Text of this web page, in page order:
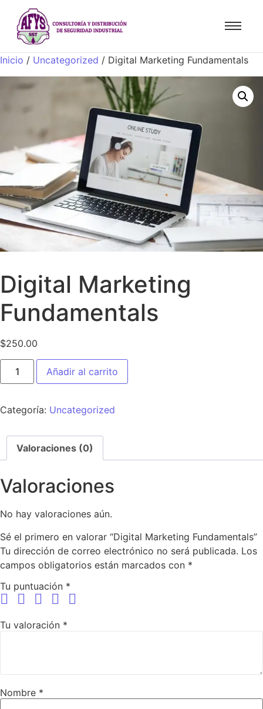
Inicio / Uncategorized / Digital Marketing Fundamentals
Digital Marketing
Fundamentals
$250.00
Añadir al carrito
Categoría: Uncategorized
Valoraciones (0)
Valoraciones
No hay valoraciones aún.
Sé el primero en valorar “Digital Marketing Fundamentals”
Tu dirección de correo electrónico no será publicada. Los
campos obligatorios están marcados con *
Tu puntuación *
Tu valoración *
Nombre *